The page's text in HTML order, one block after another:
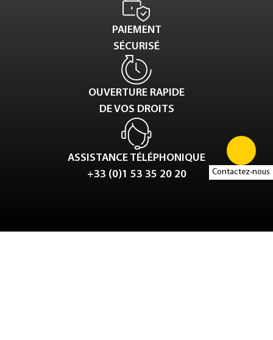
Contactez-nous
PAIEMENT
SÉCURISÉ
OUVERTURE RAPIDE
DE VOS DROITS
ASSISTANCE TÉLÉPHONIQUE
+33 (0)1 53 35 20 20